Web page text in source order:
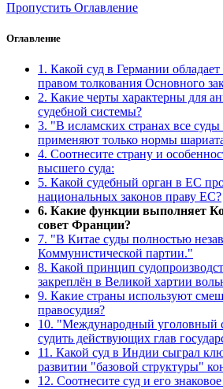
Пропустить Оглавление
Оглавление
1. Какой суд в Германии
правом толкования Основного
2. Какие черты характерны для
судебной системы?
3. "В исламских странах все суды
применяют только нормы
4. Соотнесите страну и
высшего суда:
5. Какой судебный орган в ЕС
национальных законов праву ЕС?
6. Какие функции выполняет
совет Франции?
7. "В Китае суды полностью
Коммунистической партии."
8. Какой принцип
закреплён в Великой хартии
9. Какие страны используют
правосудия?
10. "Международный уголовный
судить действующих глав
11. Какой суд в Индии сыграл
развитии "базовой структуры"
12. Соотнесите суд и его